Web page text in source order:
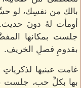
بالك من نفسِك، لو
أومأت لهُ دونَ
جلست بمكانها
بقدومِ فصلِ الخريف.
غامت عينيها لذكرياتِ
بها بكلِّ حب، جلست